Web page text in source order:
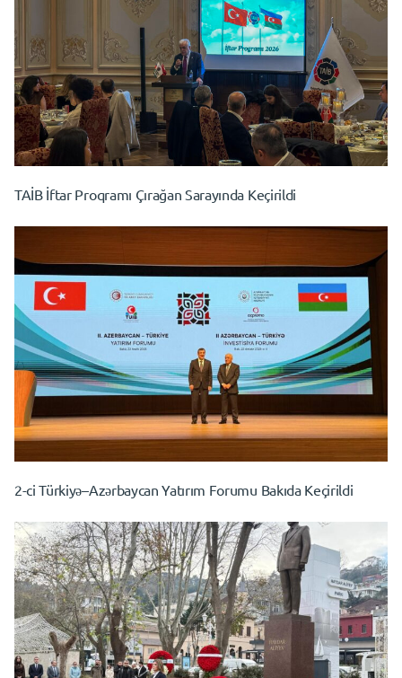
TAİB İftar Proqramı Çırağan Sarayında Keçirildi
2-ci Türkiyə–Azərbaycan Yatırım Forumu Bakıda Keçirildi